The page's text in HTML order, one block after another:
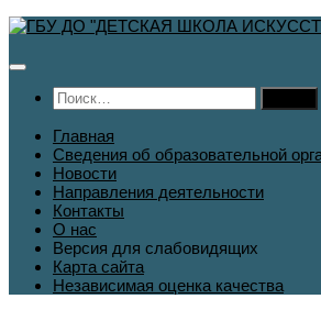
Перейти
содержимому
Найти:
Главная
Сведения об образовательной
Новости
Направления деятельности
Контакты
О нас
Версия для слабовидящих
Карта сайта
Независимая оценка качества